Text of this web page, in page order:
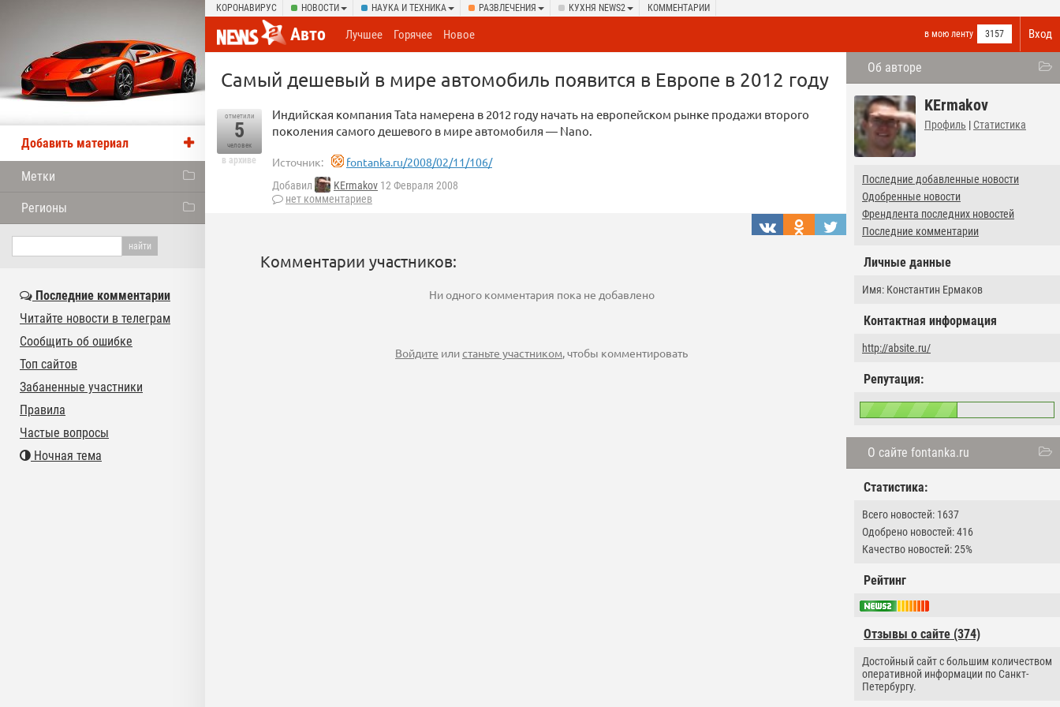
КОРОНАВИРУС НОВОСТИ НАУКА И ТЕХНИКА РАЗВЛЕЧЕНИЯ КУХНЯ NEWS2 КОММЕНТАРИИ
Вход
Авто в мою ленту 3157
Лучшее Горячее Новое
Об авторе
KErmakov
Профиль | Статистика
Последние добавленные новости
Одобренные новости
Френдлента последних новостей
Последние комментарии
Личные данные
Имя: Константин Ермаков
Контактная информация
http://absite.ru/
Репутация:
О сайте fontanka.ru
Статистика:
Всего новостей: 1637
Одобрено новостей: 416
Качество новостей: 25%
Рейтинг
Отзывы о сайте (374)
Достойный сайт с большим количеством
оперативной информации по Санкт-
Петербургу.
Самый дешевый в мире автомобиль появится в Европе в 2012 году
отметили
5
человек
в архиве
Индийская компания Tata намерена в 2012 году начать на европейском рынке продажи второго
поколения самого дешевого в мире автомобиля — Nano.
Источник: fontanka.ru/2008/02/11/106/
Добавил KErmakov 12 Февраля 2008
нет комментариев
Комментарии участников:
Ни одного комментария пока не добавлено
Войдите илистаньте участником, чтобы комментировать
Добавить материал
Метки
Регионы
Последние комментарии
Читайте новости в телеграм
Сообщить об ошибке
Топ сайтов
Забаненные участники
Правила
Частые вопросы
Ночная тема